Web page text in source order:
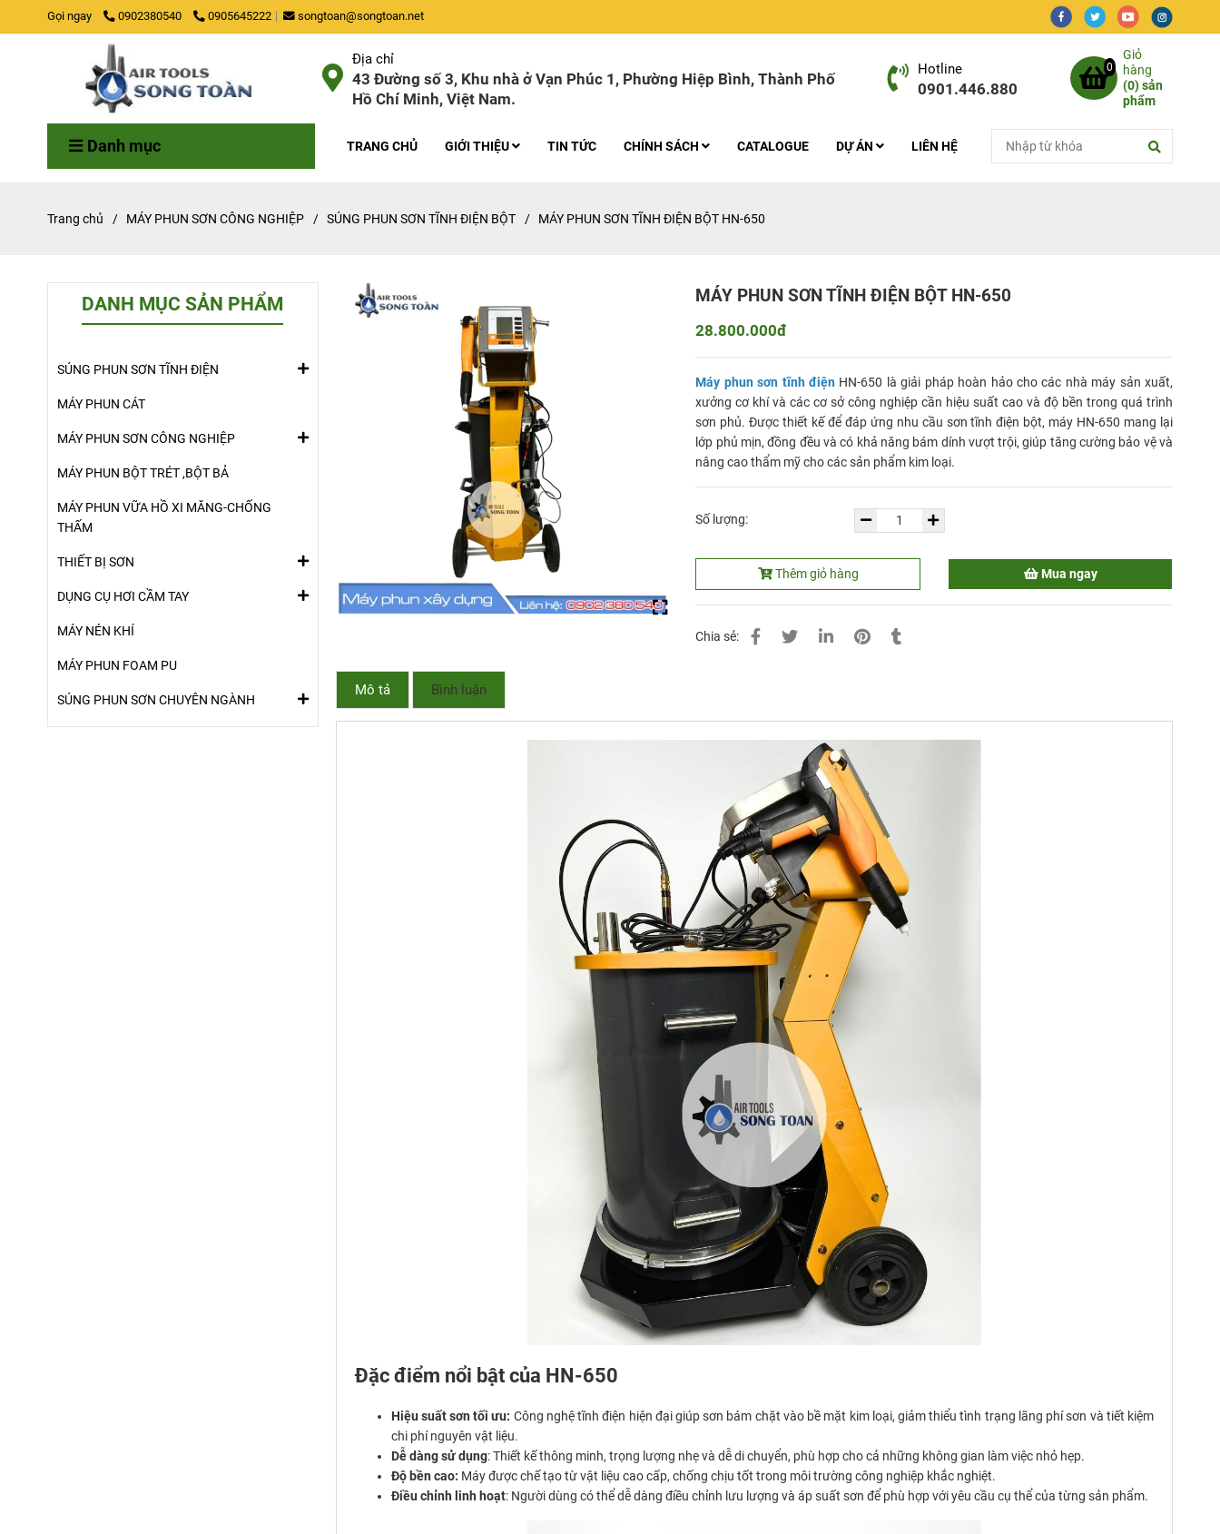
Gọi ngay 0902380540 0905645222 songtoan@songtoan.net
Địa chỉ
43 Đường số 3, Khu nhà ở Vạn Phúc 1, Phường Hiệp Bình, Thành Phố
Hồ Chí Minh, Việt Nam.
Hotline
0901.446.880
0
Giỏ
hàng
(0) sản
phẩm
Danh mục TRANG CHỦ GIỚI THIỆU TIN TỨC CHÍNH SÁCH CATALOGUE DỰ ÁN LIÊN HỆ
Trang chủ / MÁY PHUN SƠN CÔNG NGHIỆP / SÚNG PHUN SƠN TĨNH ĐIỆN BỘT / MÁY PHUN SƠN TĨNH ĐIỆN BỘT HN-650
MÁY PHUN SƠN TĨNH ĐIỆN BỘT HN-650
28.800.000đ
Máy phun sơn tĩnh điện HN-650 là giải pháp hoàn hảo cho các nhà máy sản xuất,
xưởng cơ khí và các cơ sở công nghiệp cần hiệu suất cao và độ bền trong quá trình
sơn phủ. Được thiết kế để đáp ứng nhu cầu sơn tĩnh điện bột, máy HN-650 mang lại
lớp phủ mịn, đồng đều và có khả năng bám dính vượt trội, giúp tăng cường bảo vệ và
nâng cao thẩm mỹ cho các sản phẩm kim loại.
Số lượng:
Thêm giỏ hàng Mua ngay
Chia sẻ:
Mô tả Bình luận
Đặc điểm nổi bật của HN-650
Hiệu suất sơn tối ưu: Công nghệ tĩnh điện hiện đại giúp sơn bám chặt vào bề mặt kim loại, giảm thiểu tình trạng lãng phí sơn và tiết kiệm
chi phí nguyên vật liệu.
Dễ dàng sử dụng: Thiết kế thông minh, trọng lượng nhẹ và dễ di chuyển, phù hợp cho cả những không gian làm việc nhỏ hẹp.
Độ bền cao: Máy được chế tạo từ vật liệu cao cấp, chống chịu tốt trong môi trường công nghiệp khắc nghiệt.
Điều chỉnh linh hoạt: Người dùng có thể dễ dàng điều chỉnh lưu lượng và áp suất sơn để phù hợp với yêu cầu cụ thể của từng sản phẩm.
DANH MỤC SẢN PHẨM
SÚNG PHUN SƠN TĨNH ĐIỆN
MÁY PHUN CÁT
MÁY PHUN SƠN CÔNG NGHIỆP
MÁY PHUN BỘT TRÉT ,BỘT BẢ
MÁY PHUN VỮA HỒ XI MĂNG-CHỐNG
THẤM
THIẾT BỊ SƠN
DỤNG CỤ HƠI CẦM TAY
MÁY NÉN KHÍ
MÁY PHUN FOAM PU
SÚNG PHUN SƠN CHUYÊN NGÀNH